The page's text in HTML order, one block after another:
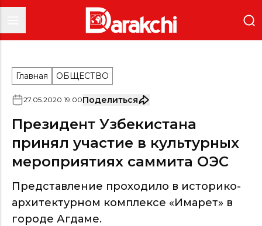
Главная ОБЩЕСТВО
27.05.2020 19:00Поделиться
Президент Узбекистана
принял участие в культурных
мероприятиях саммита ОЭС
Представление проходило в историко-
архитектурном комплексе «Имарет» в
городе Агдаме.